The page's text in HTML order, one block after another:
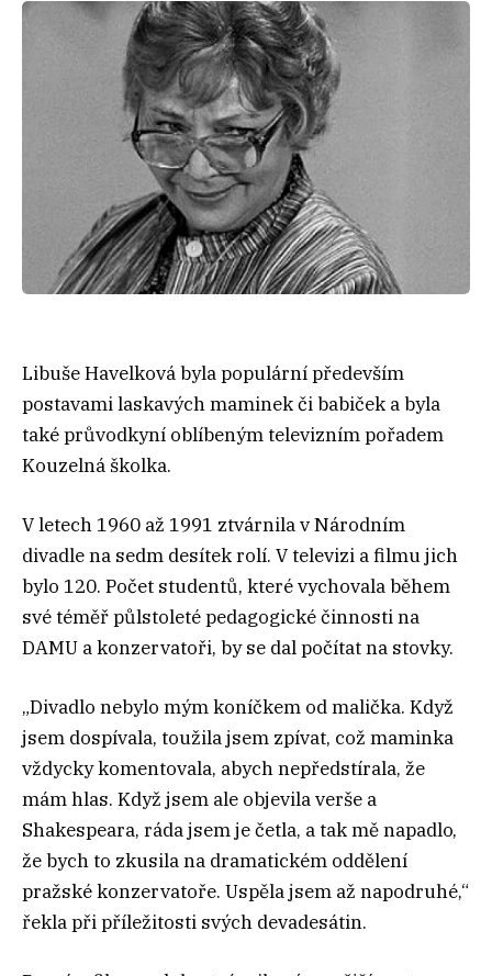
Libuše Havelková byla populární především
postavami laskavých maminek či babiček a byla
také průvodkyní oblíbeným televizním pořadem
Kouzelná školka.
V letech 1960 až 1991 ztvárnila v Národním
divadle na sedm desítek rolí. V televizi a filmu jich
bylo 120. Počet studentů, které vychovala během
své téměř půlstoleté pedagogické činnosti na
DAMU a konzervatoři, by se dal počítat na stovky.
„Divadlo nebylo mým koníčkem od malička. Když
jsem dospívala, toužila jsem zpívat, což maminka
vždycky komentovala, abych nepředstírala, že
mám hlas. Když jsem ale objevila verše a
Shakespeara, ráda jsem je četla, a tak mě napadlo,
že bych to zkusila na dramatickém oddělení
pražské konzervatoře. Uspěla jsem až napodruhé,“
řekla při příležitosti svých devadesátin.